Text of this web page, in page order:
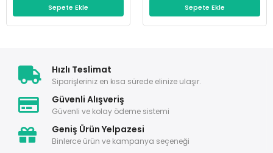
Sepete Ekle Sepete Ekle
Hızlı Teslimat
Siparişleriniz en kısa sürede elinize ulaşır.
Güvenli Alışveriş
Güvenli ve kolay ödeme sistemi
Geniş Ürün Yelpazesi
Binlerce ürün ve kampanya seçeneği